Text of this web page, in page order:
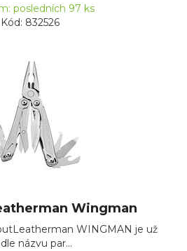
posledních 97 ks
Kód: 832526
Wingman
WINGMAN je už
názvu par...